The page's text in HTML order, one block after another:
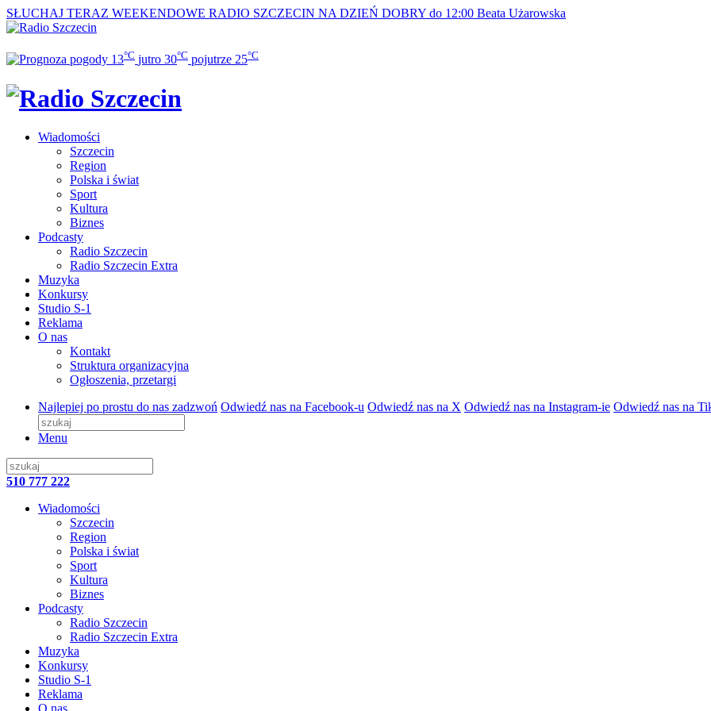
SŁUCHAJ TERAZ WEEKENDOWE RADIO SZCZECIN NA DZIEŃ DOBRY do 12:00 Beata Użarowska
13°C jutro 30°C pojutrze 25°C
Wiadomości
Szczecin
Region
Polska i świat
Sport
Kultura
Biznes
Podcasty
Radio Szczecin
Radio Szczecin Extra
Muzyka
Konkursy
Studio S-1
Reklama
O nas
Kontakt
Struktura organizacyjna
Ogłoszenia, przetargi
Najlepiej po prostu do nas zadzwoń Odwiedź nas na Facebook-u Odwiedź nas na X Odwiedź nas na Instagram-ie Odwiedź nas na
Menu
510 777 222
Wiadomości
Szczecin
Region
Polska i świat
Sport
Kultura
Biznes
Podcasty
Radio Szczecin
Radio Szczecin Extra
Muzyka
Konkursy
Studio S-1
Reklama